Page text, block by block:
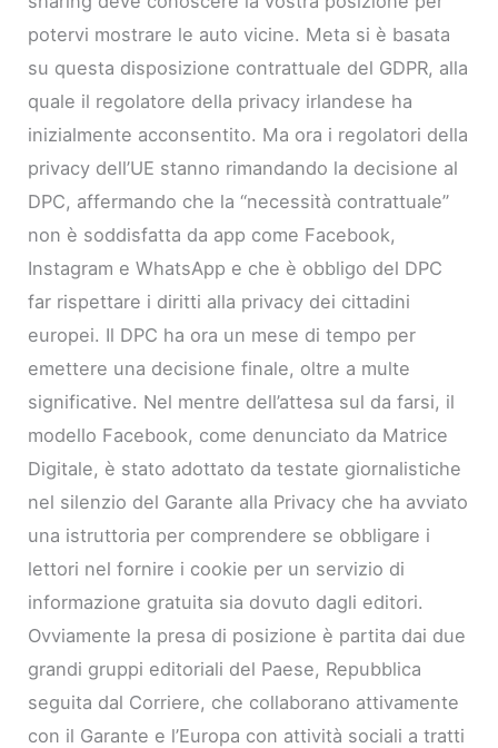
potervi mostrare le auto vicine. Meta si è basata
su questa disposizione contrattuale del GDPR, alla
quale il regolatore della privacy irlandese ha
inizialmente acconsentito. Ma ora i regolatori della
privacy dell’UE stanno rimandando la decisione al
DPC, affermando che la “necessità contrattuale”
non è soddisfatta da app come Facebook,
Instagram e WhatsApp e che è obbligo del DPC
far rispettare i diritti alla privacy dei cittadini
europei. Il DPC ha ora un mese di tempo per
emettere una decisione finale, oltre a multe
significative. Nel mentre dell’attesa sul da farsi, il
modello Facebook, come denunciato da Matrice
Digitale, è stato adottato da testate giornalistiche
nel silenzio del Garante alla Privacy che ha avviato
una istruttoria per comprendere se obbligare i
lettori nel fornire i cookie per un servizio di
informazione gratuita sia dovuto dagli editori.
Ovviamente la presa di posizione è partita dai due
grandi gruppi editoriali del Paese, Repubblica
seguita dal Corriere, che collaborano attivamente
con il Garante e l’Europa con attività sociali a tratti